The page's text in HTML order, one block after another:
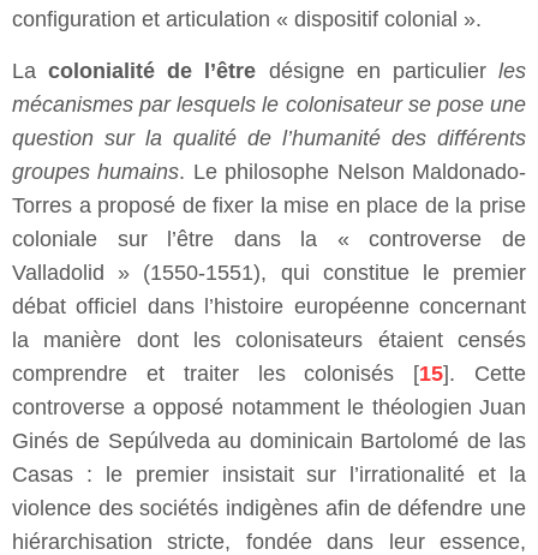
configuration et articulation « dispositif colonial ».
Lacolonialité de l’être désigne en particulierles
mécanismes par lesquels le colonisateur se pose une
question sur la qualité de l’humanité des différents
groupes humains. Le philosophe Nelson Maldonado-
Torres a proposé de fixer la mise en place de la prise
coloniale sur l’être dans la « controverse de
Valladolid » (1550-1551), qui constitue le premier
débat officiel dans l’histoire européenne concernant
la manière dont les colonisateurs étaient censés
comprendre et traiter les colonisés [15]. Cette
controverse a opposé notamment le théologien Juan
Ginés de Sepúlveda au dominicain Bartolomé de las
Casas : le premier insistait sur l’irrationalité et la
violence des sociétés indigènes afin de défendre une
hiérarchisation stricte, fondée dans leur essence,